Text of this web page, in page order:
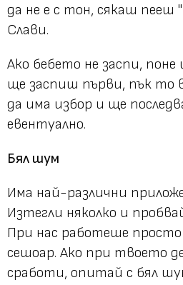
да не е с тон, сякаш пееш
Слави.
Ако бебето не заспи,
ще заспиш първи, пък то
да има избор и ще
евентуално.
Бял шум
Има най-различни
Изтегли няколко и
При нас работеше просто
сешоар. Ако при твоето
сработи, опитай с бял